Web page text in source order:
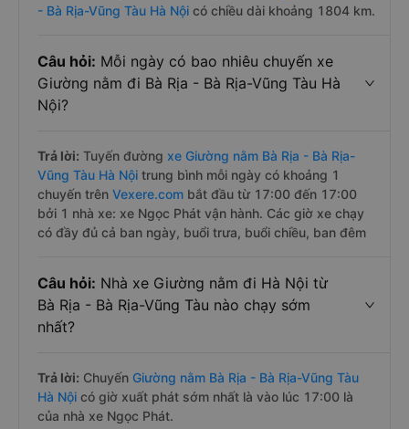
- Bà Rịa-Vũng Tàu Hà Nội có chiều dài khoảng 1804 km.
Câu hỏi: Mỗi ngày có bao nhiêu chuyến xe
Giường nằm đi Bà Rịa - Bà Rịa-Vũng Tàu Hà
Nội?
Trả lời: Tuyến đường xe Giường nằm Bà Rịa - Bà Rịa-
Vũng Tàu Hà Nội trung bình mỗi ngày có khoảng 1
chuyến trên Vexere.com bắt đầu từ 17:00 đến 17:00
bởi 1 nhà xe: xe Ngọc Phát vận hành. Các giờ xe chạy
có đầy đủ cả ban ngày, buổi trưa, buổi chiều, ban đêm
Câu hỏi: Nhà xe Giường nằm đi Hà Nội từ
Bà Rịa - Bà Rịa-Vũng Tàu nào chạy sớm
nhất?
Trả lời: Chuyến Giường nằm Bà Rịa - Bà Rịa-Vũng Tàu
Hà Nội có giờ xuất phát sớm nhất là vào lúc 17:00 là
của nhà xe Ngọc Phát.